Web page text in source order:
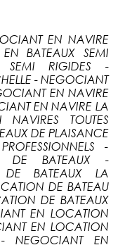
EN NAVIRE
BATEAUX SEMI
SEMI RIGIDES -
- NEGOCIANT
EN NAVIRE
EN NAVIRE LA
TOUTES
DE PLAISANCE
-
DE BATEAUX -
BATEAUX LA
DE BATEAU
DE BATEAUX
EN LOCATION
EN LOCATION
NEGOCIANT EN